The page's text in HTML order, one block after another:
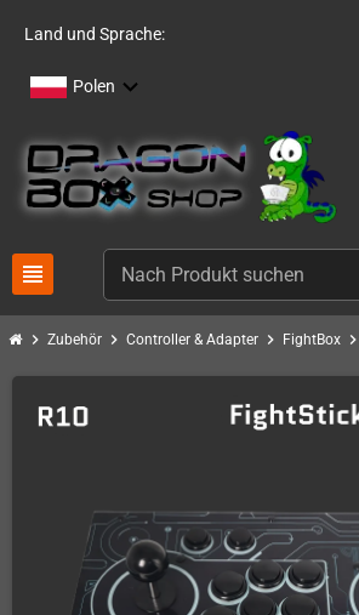
Land und Sprache:
Polen
view_headline
chevron_right Zubehör chevron_right Controller & Adapter chevron_right FightBox chevron_right